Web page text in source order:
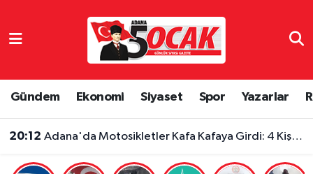
Gündem Ekonomi Siyaset Spor Yazarlar
20:12 Adana'da Motosikletler Kafa Kafaya Girdi: 4 Kişi Yaralandı
Dünya
Adana Nöbetçi Eczaneler
Adana Trafik Yoğunluk Haritası